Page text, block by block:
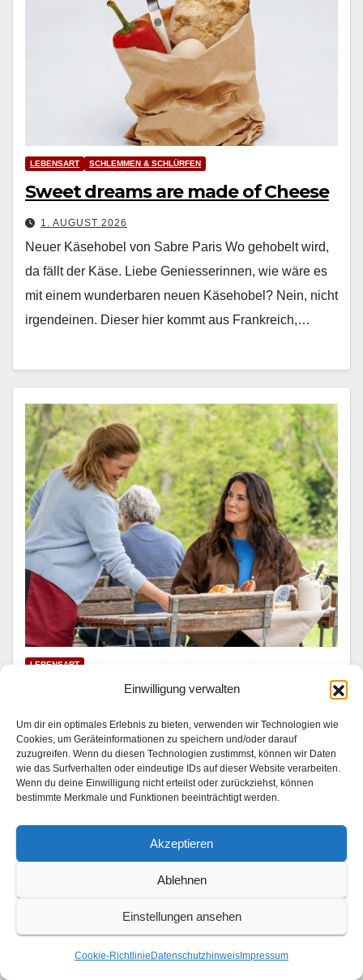
Einwilligung verwalten
Um dir ein optimales Erlebnis zu bieten, verwenden wir Technologien wie
Cookies, um Geräteinformationen zu speichern und/oder darauf
zuzugreifen. Wenn du diesen Technologien zustimmst, können wir Daten
wie das Surfverhalten oder eindeutige IDs auf dieser Website verarbeiten.
Wenn du deine Einwilligung nicht erteilst oder zurückziehst, können
bestimmte Merkmale und Funktionen beeinträchtigt werden.
Akzeptieren
Ablehnen
Einstellungen ansehen
Cookie-Richtlinie Datenschutzhinweis Impressum
LEBENSART SCHLEMMEN & SCHLÜRFEN
Sweet dreams are made of Cheese
1. AUGUST 2026
Neuer Käsehobel von Sabre Paris Wo geho­belt wird,
da fällt der Käse. Liebe Geniesserin­nen, wie wäre es
mit einem wun­der­baren neuen Käse­ho­bel? Nein, nicht
irgen­deinen. Dieser hier kommt aus Frankre­ich,…
LEBENSART
Mariella Ahrens wird Hotelkritikerin
31. JULI 2026
In “Die Landarztpraxis — Team Sonnenhof” | SAT.1 am
3. und 4. August 2026 Im Son­nen­hof checkt ein ganz
beson­der­er Gast ein: Mariel­la Ahrens (“GZSZ”, “Der